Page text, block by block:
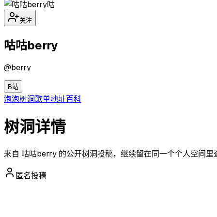
咕
关注
咕咕berry
@berry
B站
泡泡树洞歌单地址百科
树洞详情
来自 咕咕berry 的公开树洞投稿，继续留在同一个个人空间里
匿名投稿